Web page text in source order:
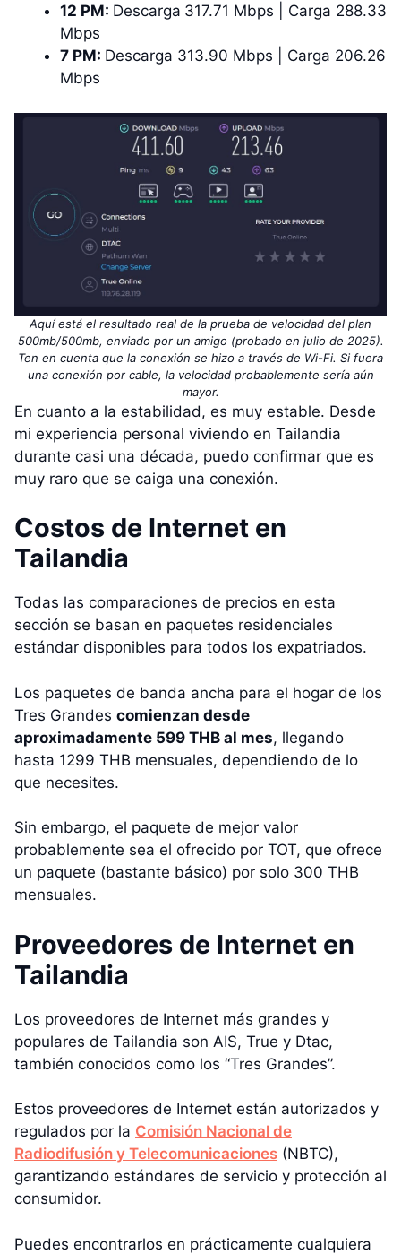
12 PM: Descarga 317.71 Mbps | Carga 288.33
Mbps
7 PM: Descarga 313.90 Mbps | Carga 206.26
Mbps
Aquí está el resultado real de la prueba de velocidad del plan
500mb/500mb, enviado por un amigo (probado en julio de 2025).
Ten en cuenta que la conexión se hizo a través de Wi-Fi. Si fuera
una conexión por cable, la velocidad probablemente sería aún
mayor.
En cuanto a la estabilidad, es muy estable. Desde
mi experiencia personal viviendo en Tailandia
durante casi una década, puedo confirmar que es
muy raro que se caiga una conexión.
Costos de Internet en
Tailandia
Todas las comparaciones de precios en esta
sección se basan en paquetes residenciales
estándar disponibles para todos los expatriados.
Los paquetes de banda ancha para el hogar de los
Tres Grandes comienzan desde
aproximadamente 599 THB al mes, llegando
hasta 1299 THB mensuales, dependiendo de lo
que necesites.
Sin embargo, el paquete de mejor valor
probablemente sea el ofrecido por TOT, que ofrece
un paquete (bastante básico) por solo 300 THB
mensuales.
Proveedores de Internet en
Tailandia
Los proveedores de Internet más grandes y
populares de Tailandia son AIS, True y Dtac,
también conocidos como los “Tres Grandes”.
Estos proveedores de Internet están autorizados y
regulados por la Comisión Nacional de
Radiodifusión y Telecomunicaciones (NBTC),
garantizando estándares de servicio y protección al
consumidor.
Puedes encontrarlos en prácticamente cualquiera